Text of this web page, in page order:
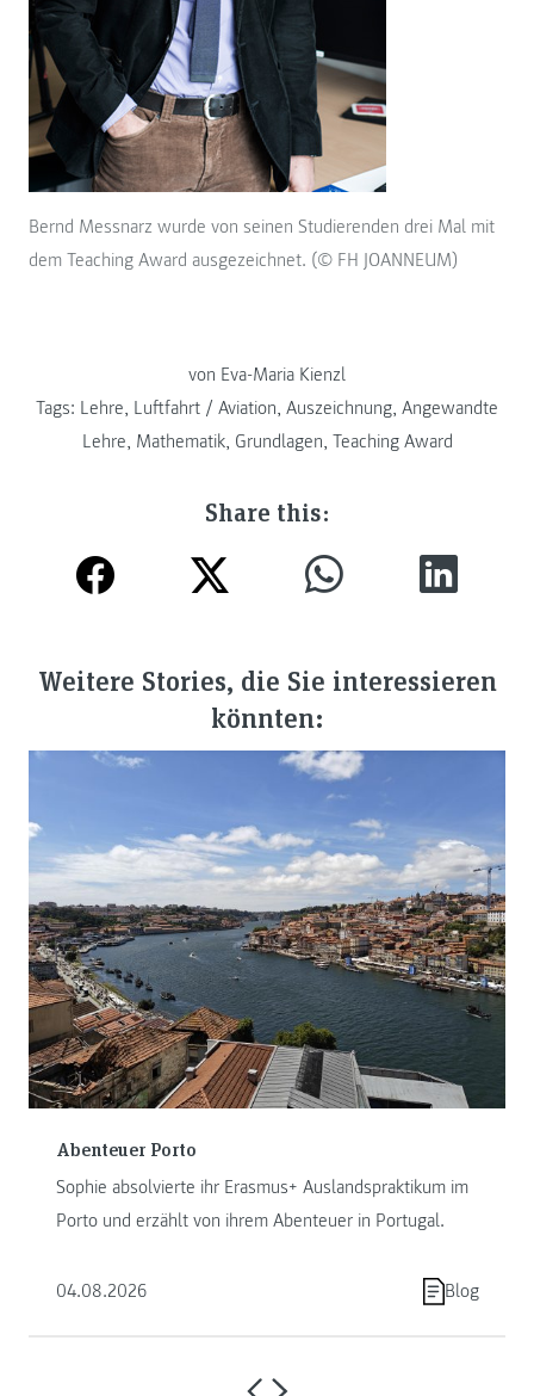
Bernd Messnarz wurde von seinen Studierenden drei Mal mit
dem Teaching Award ausgezeichnet. (© FH JOANNEUM)
von Eva-Maria Kienzl
Tags: Lehre, Luftfahrt / Aviation, Auszeichnung, Angewandte
Lehre, Mathematik, Grundlagen, Teaching Award
Share this:
Weitere Stories, die Sie interessieren
könnten:
Abenteuer Porto
Sophie absolvierte ihr Erasmus+ Auslandspraktikum im
Porto und erzählt von ihrem Abenteuer in Portugal.
04.08.2026 Blog